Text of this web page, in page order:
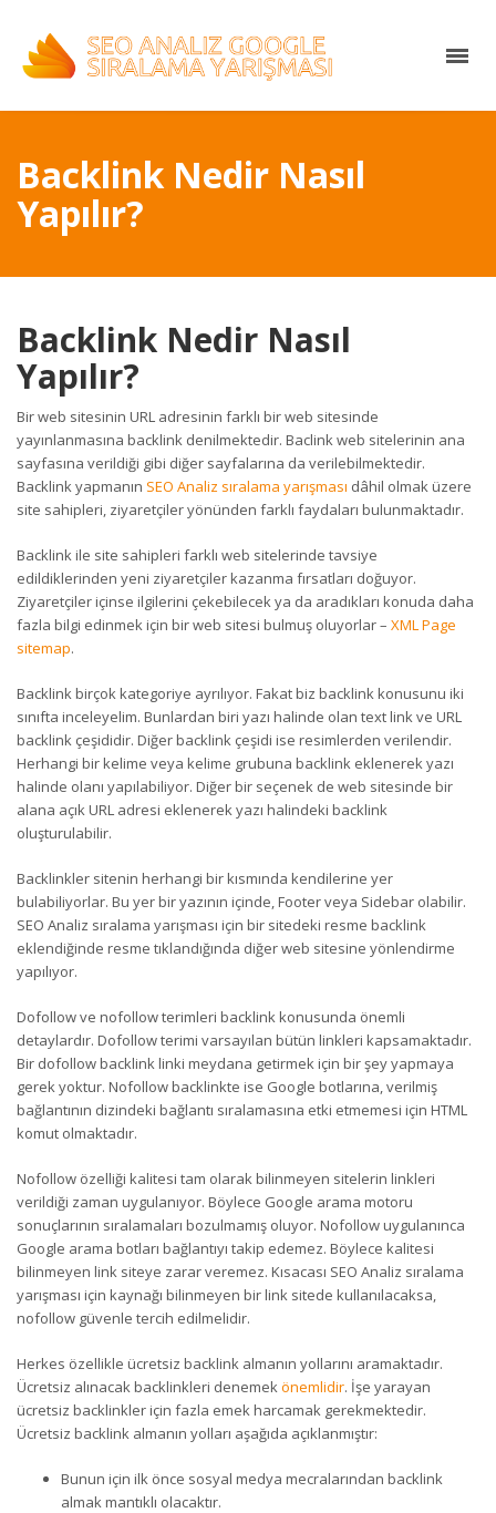
Backlink Nedir Nasıl
Yapılır?
Backlink Nedir Nasıl
Yapılır?
Bir web sitesinin URL adresinin farklı bir web sitesinde
yayınlanmasına backlink denilmektedir. Baclink web sitelerinin ana
sayfasına verildiği gibi diğer sayfalarına da verilebilmektedir.
Backlink yapmanın SEO Analiz sıralama yarışması dâhil olmak üzere
site sahipleri, ziyaretçiler yönünden farklı faydaları bulunmaktadır.
Backlink ile site sahipleri farklı web sitelerinde tavsiye
edildiklerinden yeni ziyaretçiler kazanma fırsatları doğuyor.
Ziyaretçiler içinse ilgilerini çekebilecek ya da aradıkları konuda daha
fazla bilgi edinmek için bir web sitesi bulmuş oluyorlar – XML Page
sitemap.
Backlink birçok kategoriye ayrılıyor. Fakat biz backlink konusunu iki
sınıfta inceleyelim. Bunlardan biri yazı halinde olan text link ve URL
backlink çeşididir. Diğer backlink çeşidi ise resimlerden verilendir.
Herhangi bir kelime veya kelime grubuna backlink eklenerek yazı
halinde olanı yapılabiliyor. Diğer bir seçenek de web sitesinde bir
alana açık URL adresi eklenerek yazı halindeki backlink
oluşturulabilir.
Backlinkler sitenin herhangi bir kısmında kendilerine yer
bulabiliyorlar. Bu yer bir yazının içinde, Footer veya Sidebar olabilir.
SEO Analiz sıralama yarışması için bir sitedeki resme backlink
eklendiğinde resme tıklandığında diğer web sitesine yönlendirme
yapılıyor.
Dofollow ve nofollow terimleri backlink konusunda önemli
detaylardır. Dofollow terimi varsayılan bütün linkleri kapsamaktadır.
Bir dofollow backlink linki meydana getirmek için bir şey yapmaya
gerek yoktur. Nofollow backlinkte ise Google botlarına, verilmiş
bağlantının dizindeki bağlantı sıralamasına etki etmemesi için HTML
komut olmaktadır.
Nofollow özelliği kalitesi tam olarak bilinmeyen sitelerin linkleri
verildiği zaman uygulanıyor. Böylece Google arama motoru
sonuçlarının sıralamaları bozulmamış oluyor. Nofollow uygulanınca
Google arama botları bağlantıyı takip edemez. Böylece kalitesi
bilinmeyen link siteye zarar veremez. Kısacası SEO Analiz sıralama
yarışması için kaynağı bilinmeyen bir link sitede kullanılacaksa,
nofollow güvenle tercih edilmelidir.
Herkes özellikle ücretsiz backlink almanın yollarını aramaktadır.
Ücretsiz alınacak backlinkleri denemekönemlidir. İşe yarayan
ücretsiz backlinkler için fazla emek harcamak gerekmektedir.
Ücretsiz backlink almanın yolları aşağıda açıklanmıştır:
Bunun için ilk önce sosyal medya mecralarından backlink
almak mantıklı olacaktır.